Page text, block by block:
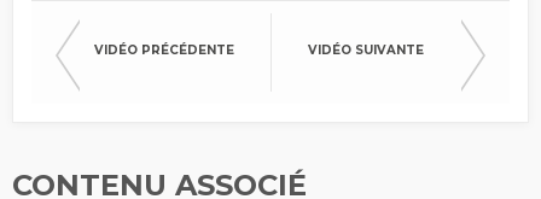
VIDÉO PRÉCÉDENTE VIDÉO SUIVANTE
CONTENU ASSOCIÉ